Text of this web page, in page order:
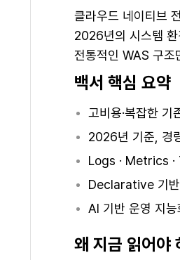
클라우드 네이티브
2026년의 시스템 환
전통적인 WAS 구조
백서 핵심 요약
고비용·복잡한 기
2026년 기준, 경
Logs · Metrics ·
Declarative 기반
AI 기반 운영 지
왜 지금 읽어야